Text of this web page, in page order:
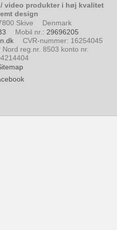
video produkter i høj kvalitet
design
Skive
Denmark
Mobil nr. : 29696205
CVR-nummer: 16254045
Nord reg.nr. 8503 konto nr.